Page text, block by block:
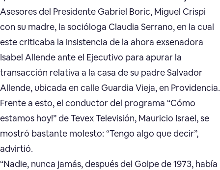
Asesores del Presidente Gabriel Boric, Miguel Crispi
con su madre, la socióloga Claudia Serrano, en la cual
este criticaba la insistencia de la ahora exsenadora
Isabel Allende ante el Ejecutivo para apurar la
transacción relativa a la casa de su padre Salvador
Allende, ubicada en calle Guardia Vieja, en Providencia.
Frente a esto, el conductor del programa “Cómo
estamos hoy!” de Tevex Televisión, Mauricio Israel, se
mostró bastante molesto: “Tengo algo que decir”,
advirtió.
“Nadie, nunca jamás, después del Golpe de 1973, había